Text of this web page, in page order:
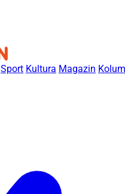
Sport Kultura Magazin